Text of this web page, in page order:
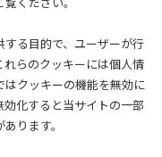
ください。
る目的で、ユーザーが行
れらのクッキーには個人情
はクッキーの機能を無効に
化すると当サイトの一部
ります。